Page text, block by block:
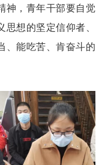
神，青年干部要自觉
想的坚定信仰者、
、能吃苦、肯奋斗的